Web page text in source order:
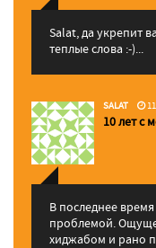
Salat, да укрепит
теплые слова :-)...
SALAT
10 лет с
В последнее
проблемой.
хиджабом и рано